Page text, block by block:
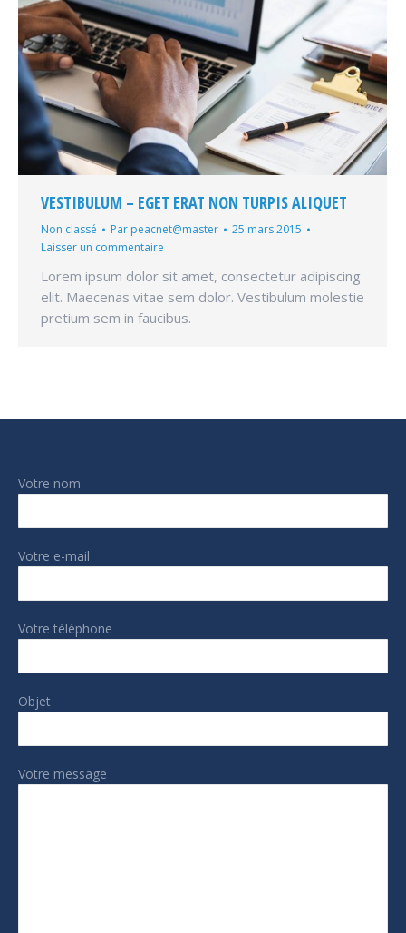
VESTIBULUM – EGET ERAT NON TURPIS ALIQUET
Non classé Par peacnet@master
25 mars 2015
Laisser un commentaire
Lorem ipsum dolor sit amet, consectetur adipiscing
elit. Maecenas vitae sem dolor. Vestibulum molestie
pretium sem in faucibus.
Votre nom
Votre e-mail
Votre téléphone
Objet
Votre message